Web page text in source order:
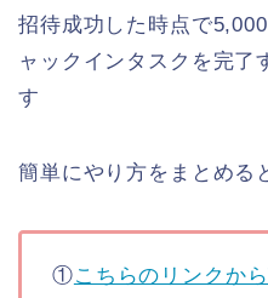
招待成功した時点で
ャックインタスクを完了
す
簡単にやり方をまとめる
①こちらのリンクか